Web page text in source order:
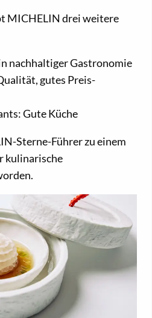
MICHELIN drei weitere
nachhaltiger Gastronomie
gutes Preis-
Gute Küche
Sterne-Führer zu einem
kulinarische